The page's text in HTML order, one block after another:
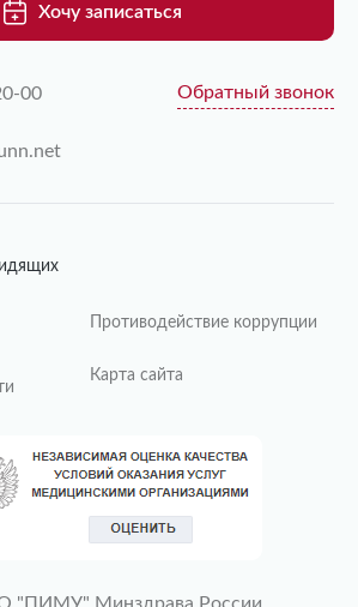
Хочу записаться
00 Обратный звонок
Противодействие коррупции
Карта сайта